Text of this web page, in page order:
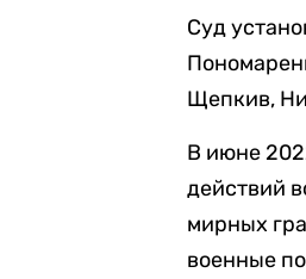
Суд
Щепкив,
В июне
действий
мирных
военные